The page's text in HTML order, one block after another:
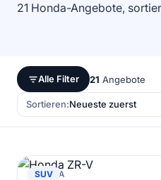
21 Honda-Angebote,
Alle Filter 21 Angebote
Sortieren:
SUV
HONDA